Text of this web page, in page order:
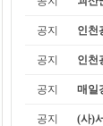
공지 인천
공지 인천
공지 매일
공지 (사)